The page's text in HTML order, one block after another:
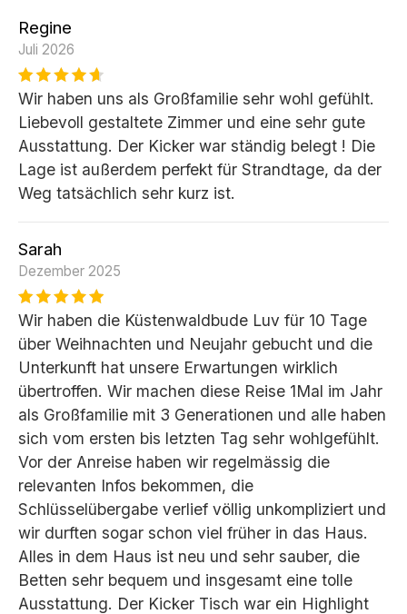
Regine
Juli 2026
Wir haben uns als Großfamilie sehr wohl gefühlt.
Liebevoll gestaltete Zimmer und eine sehr gute
Ausstattung. Der Kicker war ständig belegt ! Die
Lage ist außerdem perfekt für Strandtage, da der
Weg tatsächlich sehr kurz ist.
Sarah
Dezember 2025
Wir haben die Küstenwaldbude Luv für 10 Tage
über Weihnachten und Neujahr gebucht und die
Unterkunft hat unsere Erwartungen wirklich
übertroffen. Wir machen diese Reise 1Mal im Jahr
als Großfamilie mit 3 Generationen und alle haben
sich vom ersten bis letzten Tag sehr wohlgefühlt.
Vor der Anreise haben wir regelmässig die
relevanten Infos bekommen, die
Schlüsselübergabe verlief völlig unkompliziert und
wir durften sogar schon viel früher in das Haus.
Alles in dem Haus ist neu und sehr sauber, die
Betten sehr bequem und insgesamt eine tolle
Ausstattung. Der Kicker Tisch war ein Highlight